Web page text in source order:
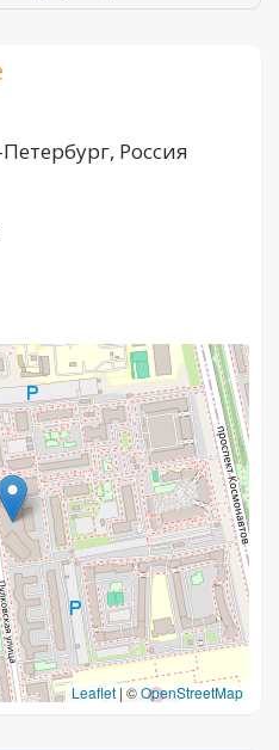
Россия
Leaflet | ©OpenStreetMap